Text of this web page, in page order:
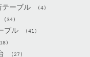
テーブル (4)
(34)
ブル (41)
(27)